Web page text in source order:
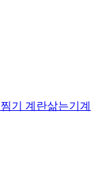
기 계란삶는기계